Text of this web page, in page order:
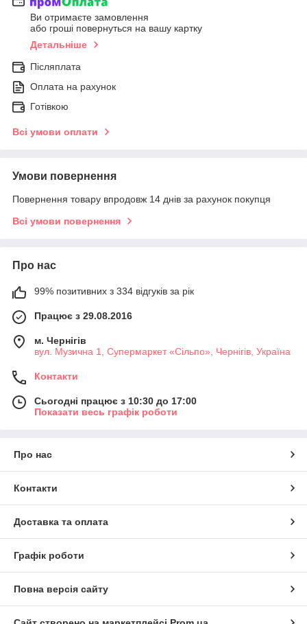
Ви отримаєте замовлення
або гроші повернуться на вашу картку
Детальніше
Післяплата
Оплата на рахунок
Готівкою
Всі умови оплати
Умови повернення
Повернення товару впродовж 14 днів за рахунок покупця
Всі умови повернення
Про нас
99% позитивних з 334 відгуків за рік
Працює з 29.08.2016
м. Чернігів
вул. Музична 1, Супермаркет «Сільпо», Чернігів, Україна
Контакти
Сьогодні працює з 10:30 до 17:00
Показати весь графік роботи
Про нас
Контакти
Доставка та оплата
Графік роботи
Повна версія сайту